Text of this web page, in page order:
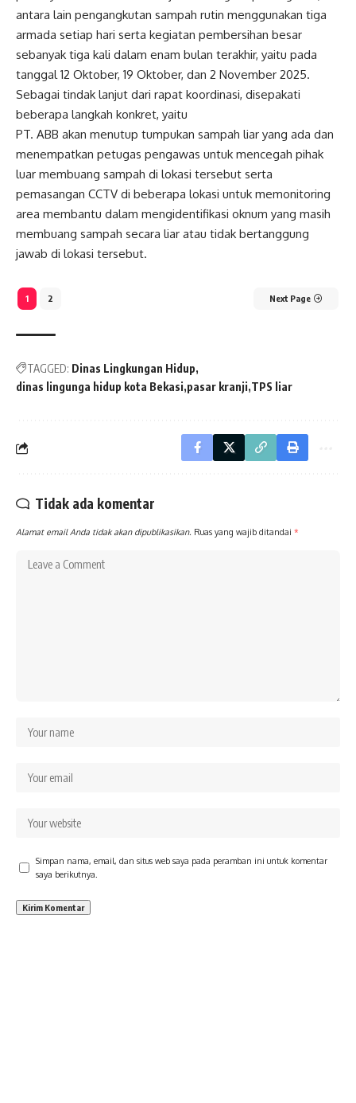
antara lain pengangkutan sampah rutin menggunakan tiga
armada setiap hari serta kegiatan pembersihan besar
sebanyak tiga kali dalam enam bulan terakhir, yaitu pada
tanggal 12 Oktober, 19 Oktober, dan 2 November 2025.
Sebagai tindak lanjut dari rapat koordinasi, disepakati
beberapa langkah konkret, yaitu
PT. ABB akan menutup tumpukan sampah liar yang ada dan
menempatkan petugas pengawas untuk mencegah pihak
luar membuang sampah di lokasi tersebut serta
pemasangan CCTV di beberapa lokasi untuk memonitoring
area membantu dalam mengidentifikasi oknum yang masih
membuang sampah secara liar atau tidak bertanggung
jawab di lokasi tersebut.
1 2 Next Page
TAGGED: Dinas Lingkungan Hidup
dinas lingunga hidup kota Bekasi pasar kranji TPS liar
Tidak ada komentar
Alamat email Anda tidak akan dipublikasikan. Ruas yang wajib ditandai *
Simpan nama, email, dan situs web saya pada peramban ini untuk komentar
saya berikutnya.